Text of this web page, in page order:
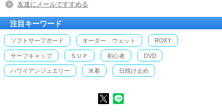
友達にメールですすめる
注目キーワード
ソフトサーフボード オーダー ウェット ROXY
サーフキャップ ＳＵＰ 初心者 DVD
ハワイアンジュエリー 水着 日焼け止め